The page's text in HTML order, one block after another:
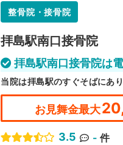
整骨院・接骨院
拝島駅南口接骨院
拝島駅南口接骨院は
当院は拝島駅のすぐそばにあ
お見舞金最大
3.5 - 件